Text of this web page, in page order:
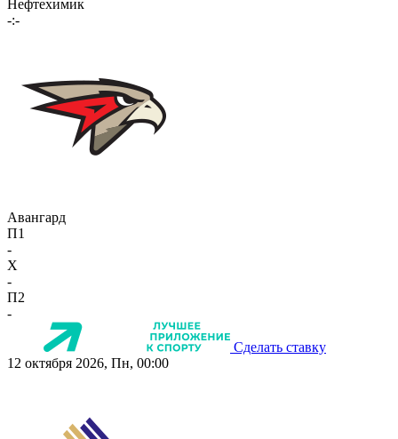
Нефтехимик
-:-
Авангард
П1
-
X
-
П2
-
Сделать ставку
12 октября 2026, Пн, 00:00